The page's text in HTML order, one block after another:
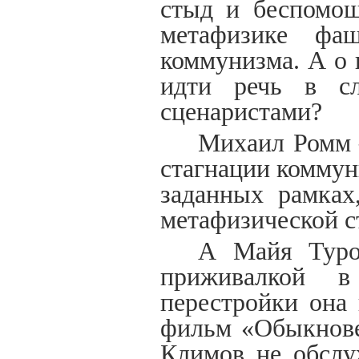
стыд и
метафизике
коммунизма. А о
идти речь в
сценаристами?
Михаил Ромм
стагнации
заданных
метафизической
А Майя
приживалкой
перестройки
фильм